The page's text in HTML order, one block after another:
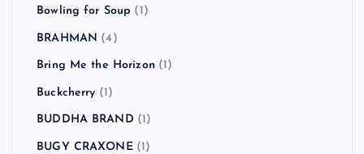
Bowling for Soup (1)
BRAHMAN (4)
Bring Me the Horizon (1)
Buckcherry (1)
BUDDHA BRAND (1)
BUGY CRAXONE(1)